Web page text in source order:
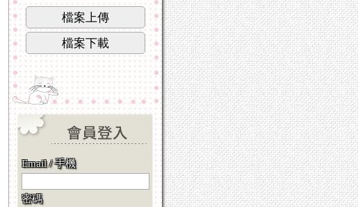
檔案上傳
檔案下載
Email / 手機
密碼